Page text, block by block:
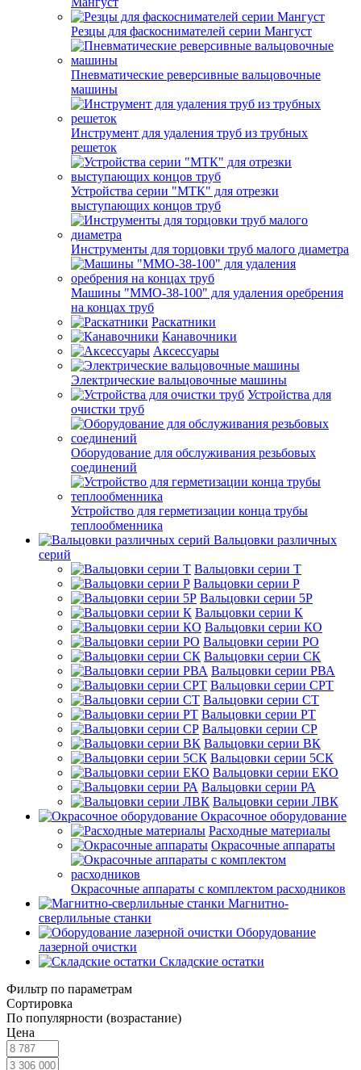
Резцы для фаскоснимателей серии Мангуст
Пневматические реверсивные вальцовочные
машины
Инструмент для удаления труб из трубных
решеток
Устройства серии "МТК" для отрезки
выступающих концов труб
Инструменты для торцовки труб малого диаметра
Машины "ММО-38-100" для удаления оребрения
на концах труб
Раскатники
Канавочники
Аксессуары
Электрические вальцовочные машины
Устройства для
очистки труб
Оборудование для обслуживания резьбовых
соединений
Устройство для герметизации конца трубы
теплообменника
Вальцовки различных
серий
Вальцовки серии Т
Вальцовки серии Р
Вальцовки серии 5Р
Вальцовки серии К
Вальцовки серии КО
Вальцовки серии РО
Вальцовки серии СК
Вальцовки серии РВА
Вальцовки серии СРТ
Вальцовки серии СТ
Вальцовки серии РТ
Вальцовки серии СР
Вальцовки серии ВК
Вальцовки серии 5СК
Вальцовки серии ЕКО
Вальцовки серии РА
Вальцовки серии ЛВК
Окрасочное оборудование
Расходные материалы
Окрасочные аппараты
Окрасочные аппараты с комплектом расходников
Магнитно-
сверлильные станки
Оборудование
лазерной очистки
Складские остатки
Фильтр по параметрам
Сортировка
По популярности (возрастание)
Цена